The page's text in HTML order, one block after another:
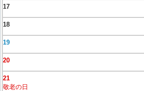
17
18
19
20
21
敬老の日